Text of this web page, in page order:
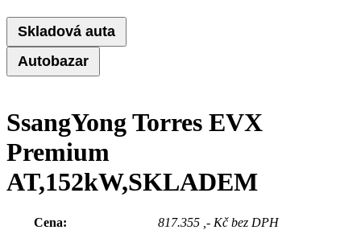
Skladová auta
Autobazar
SsangYong Torres EVX
Premium
AT,152kW,SKLADEM
Cena:
817.355 ,- Kč bez DPH